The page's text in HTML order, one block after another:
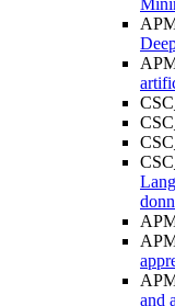
and